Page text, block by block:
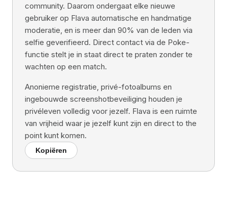
community. Daarom ondergaat elke nieuwe
gebruiker op Flava automatische en handmatige
moderatie, en is meer dan 90% van de leden via
selfie geverifieerd. Direct contact via de Poke-
functie stelt je in staat direct te praten zonder te
wachten op een match.
Anonieme registratie, privé-fotoalbums en
ingebouwde screenshotbeveiliging houden je
privéleven volledig voor jezelf. Flava is een ruimte
van vrijheid waar je jezelf kunt zijn en direct to the
point kunt komen.
Kopiëren